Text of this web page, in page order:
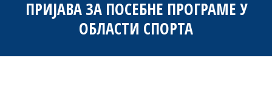
ПРИЈАВА ЗА ПОСЕБНЕ ПРОГРАМЕ У
ОБЛАСТИ СПОРТА